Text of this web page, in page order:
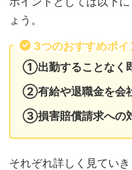
ょう。
3つのおすすめポイ
①出勤することなく
②有給や退職金を会
③損害賠償請求への
それぞれ詳しく見ていき